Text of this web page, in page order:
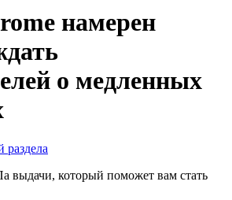
намерен
о медленных
раздела
выдачи, который поможет вам стать